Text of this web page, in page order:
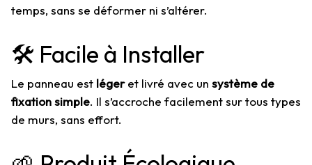
temps, sans se déformer ni s’altérer.
🛠️ Facile à Installer
Le panneau est légeret livré avec un système de
fixation simple. Il s’accroche facilement sur tous types
de murs, sans effort.